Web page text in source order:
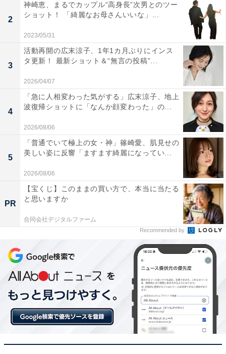
2
神崎恵、まるでカップル“高身長”次男とのツー
ショット！ 「綺麗なお母さんいいな」...
2023/05/31
3
活動再開の広末涼子、1年1カ月ぶりにインス
タ更新！ 最新ショット＆“無言の投稿”...
2026/04/07
4
「急に人相変わった気がする」広末涼子、地上
波復帰ショットに「なんか顔変わった」の...
2026/08/06
5
「普通でいて極上の女・神」篠崎愛、肌見せの
美しい姿に反響「ますます綺麗になってい...
2026/08/06
PR
【宝くじ】このままの買い方で、本当に当たる
と思いますか
合同会社デジタルファーム
Recommended by